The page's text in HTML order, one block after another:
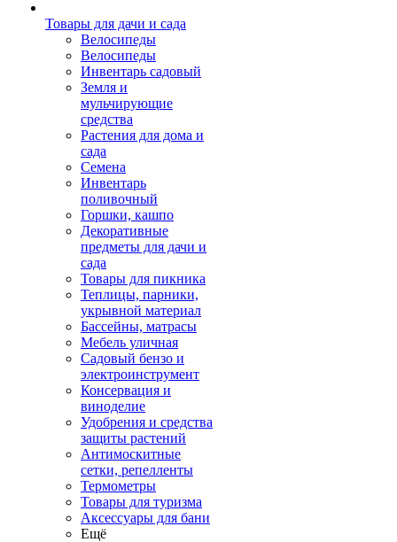
Товары для дачи и сада
Велосипеды
Велосипеды
Инвентарь садовый
Земля и
мульчирующие
средства
Растения для дома и
сада
Семена
Инвентарь
поливочный
Горшки, кашпо
Декоративные
предметы для дачи и
сада
Товары для пикника
Теплицы, парники,
укрывной материал
Бассейны, матрасы
Мебель уличная
Садовый бензо и
электроинструмент
Консервация и
виноделие
Удобрения и средства
защиты растений
Антимоскитные
сетки, репелленты
Термометры
Товары для туризма
Аксессуары для бани
Ещё